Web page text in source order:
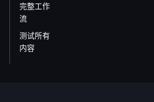
完整工作
流
测试所有
内容